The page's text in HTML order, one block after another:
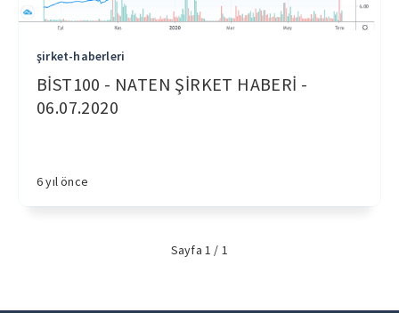
şirket-haberleri
BİST100 - NATEN ŞİRKET HABERİ -
06.07.2020
6 yıl önce
Sayfa 1 / 1